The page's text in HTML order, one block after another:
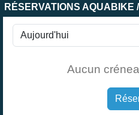
RÉSERVATIONS AQUABIKE
Aucun